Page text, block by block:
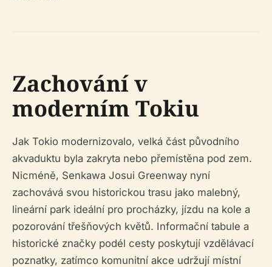
Zachování v
moderním Tokiu
Jak Tokio modernizovalo, velká část původního
akvaduktu byla zakryta nebo přemístěna pod zem.
Nicméně, Senkawa Josui Greenway nyní
zachovává svou historickou trasu jako malebný,
lineární park ideální pro procházky, jízdu na kole a
pozorování třešňových květů. Informační tabule a
historické značky podél cesty poskytují vzdělávací
poznatky, zatímco komunitní akce udržují místní